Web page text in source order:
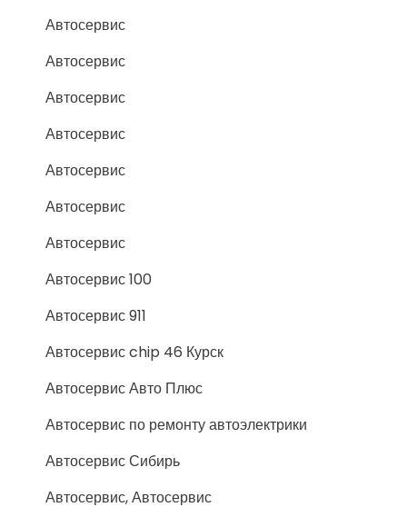
Автосервис
Автосервис
Автосервис
Автосервис
Автосервис
Автосервис
Автосервис
Автосервис 100
Автосервис 911
Автосервис chip 46 Курск
Автосервис Авто Плюс
Автосервис по ремонту автоэлектрики
Автосервис Сибирь
Автосервис, Автосервис